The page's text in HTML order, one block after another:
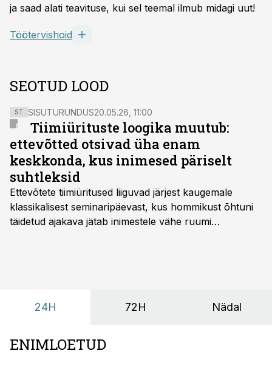
ja saad alati teavituse, kui sel teemal ilmub midagi uut!
Töötervishoid
SEOTUD LOOD
ST SISUTURUNDUS20.05.26, 11:00
Tiimiürituste loogika muutub:
ettevõtted otsivad üha enam
keskkonda, kus inimesed päriselt
suhtleksid
Ettevõtete tiimiüritused liiguvad järjest kaugemale
klassikalisest seminaripäevast, kus hommikust õhtuni
täidetud ajakava jätab inimestele vähe ruumi
24H 72H Nädal
ENIMLOETUD